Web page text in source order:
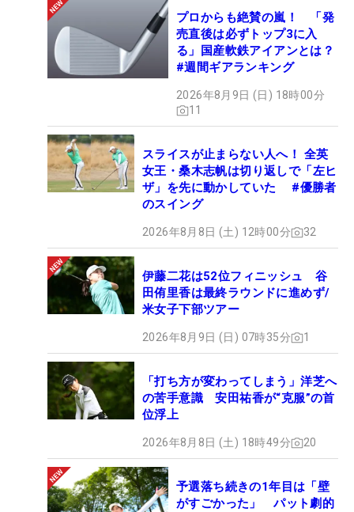
リーで唯一減額となった。
プロからも絶賛の嵐！ 「発
売直後は必ずトップ3に入
る」国産軟鉄アイアンとは？
#週間ギアランキング
2026年8月9日 (日) 18時00分
11
スライスが止まらない人へ！ 全英
女王・桑木志帆は切り返しで「左ヒ
ザ」を先に動かしていた #優勝者
のスイング
2026年8月8日 (土) 12時00分 32
伊藤二花は52位フィニッシュ 谷
田侑里香は最終ラウンドに進めず/
米女子下部ツアー
2026年8月9日 (日) 07時35分 1
「打ち方が変わってしまう」洋芝へ
の苦手意識 安田祐香が“克服”の首
位浮上
2026年8月8日 (土) 18時49分 20
予選落ち続きの1年目は「壁
がすごかった」 パット劇的